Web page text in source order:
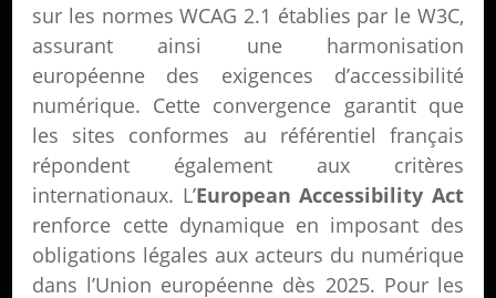
sur les normes WCAG 2.1 établies par le W3C,
assurant ainsi une harmonisation
européenne des exigences d’accessibilité
numérique. Cette convergence garantit que
les sites conformes au référentiel français
répondent également aux critères
internationaux. L’European Accessibility Act
renforce cette dynamique en imposant des
obligations légales aux acteurs du numérique
dans l’Union européenne dès 2025. Pour les